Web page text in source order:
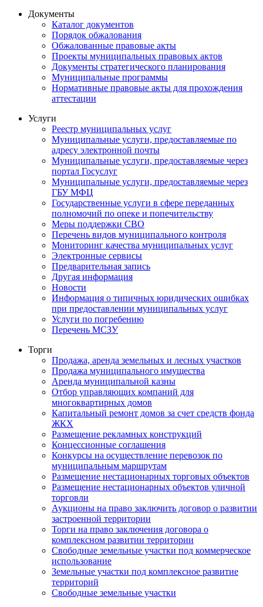
Документы
Каталог документов
Порядок обжалования
Обжалованные правовые акты
Проекты муниципальных правовых актов
Документы стратегического планирования
Муниципальные программы
Нормативные правовые акты для прохождения
аттестации
Услуги
Реестр муниципальных услуг
Муниципальные услуги, предоставляемые по
адресу электронной почты
Муниципальные услуги, предоставляемые через
портал Госуслуг
Муниципальные услуги, предоставляемые через
ГБУ МФЦ
Государственные услуги в сфере переданных
полномочий по опеке и попечительству
Меры поддержки СВО
Перечень видов муниципального контроля
Мониторинг качества муниципальных услуг
Электронные сервисы
Предварительная запись
Другая информация
Новости
Информация о типичных юридических ошибках
при предоставлении муниципальных услуг
Услуги по погребению
Перечень МСЗУ
Торги
Продажа, аренда земельных и лесных участков
Продажа муниципального имущества
Аренда муниципальной казны
Отбор управляющих компаний для
многоквартирных домов
Капитальный ремонт домов за счет средств фонда
ЖКХ
Размещение рекламных конструкций
Концессионные соглашения
Конкурсы на осуществление перевозок по
муниципальным маршрутам
Размещение нестационарных торговых объектов
Размещение нестационарных объектов уличной
торговли
Аукционы на право заключить договор о развитии
застроенной территории
Торги на право заключения договора о
комплексном развитии территории
Свободные земельные участки под коммерческое
использование
Земельные участки под комплексное развитие
территорий
Свободные земельные участки